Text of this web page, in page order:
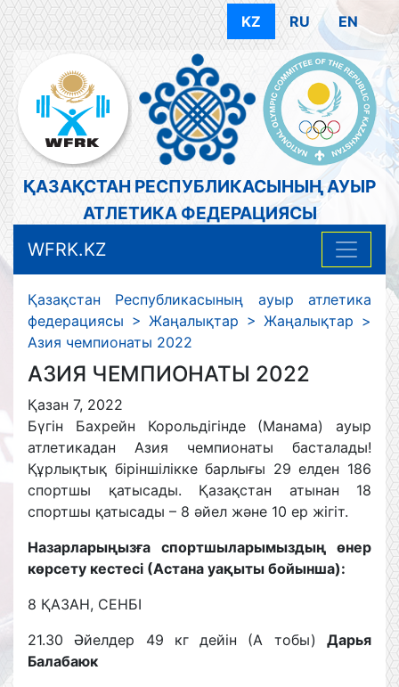
KZ RU EN
ҚАЗАҚСТАН РЕСПУБЛИКАСЫНЫҢ АУЫР
АТЛЕТИКА ФЕДЕРАЦИЯСЫ
WFRK.KZ
Қазақстан Республикасының ауыр атлетика
федерациясы >Жаңалықтар >Жаңалықтар >
Азия чемпионаты 2022
АЗИЯ ЧЕМПИОНАТЫ 2022
Қазан 7, 2022
Бүгін Бахрейн Корольдігінде (Манама) ауыр
атлетикадан Азия чемпионаты басталады!
Құрлықтық біріншілікке барлығы 29 елден 186
спортшы қатысады. Қазақстан атынан 18
спортшы қатысады – 8 әйел және 10 ер жігіт.
Назарларыңызға спортшыларымыздың өнер
көрсету кестесі (Астана уақыты бойынша):
8 ҚАЗАН, СЕНБІ
21.30 Әйелдер 49 кг дейін (А тобы) Дарья
Балабаюк